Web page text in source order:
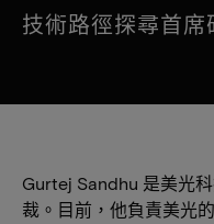
技術路徑探尋首
Gurtej Sandhu 是美光
裁。目前，他負責美光